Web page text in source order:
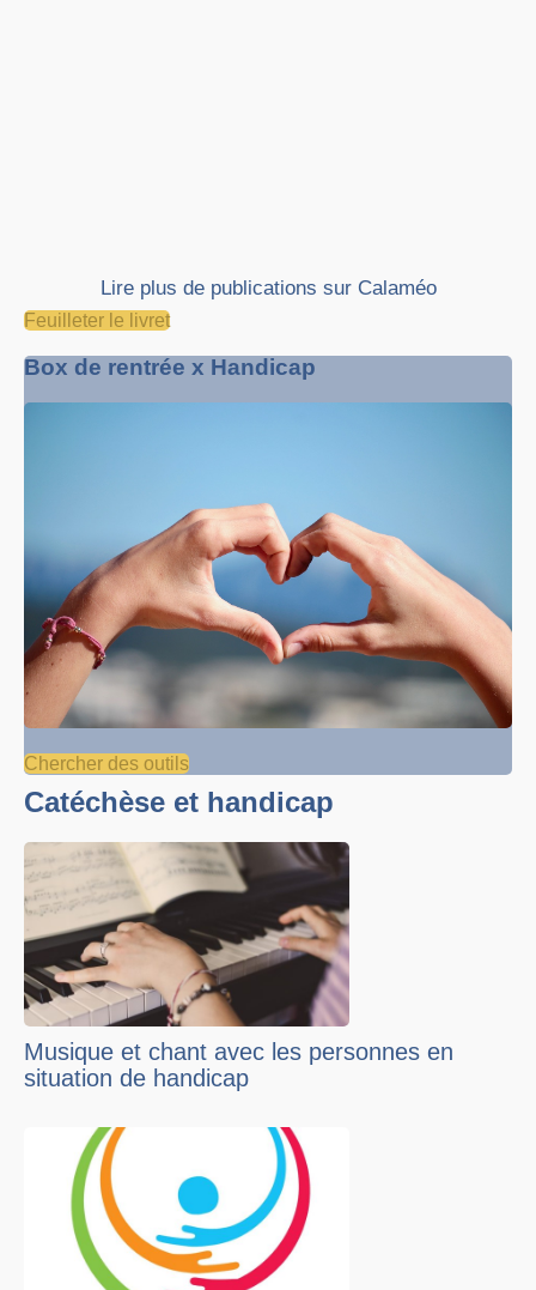
Lire plus de publications sur Calaméo
Feuilleter le livret
Box de rentrée x Handicap
Chercher des outils
Catéchèse et handicap
Musique et chant avec les personnes en
situation de handicap